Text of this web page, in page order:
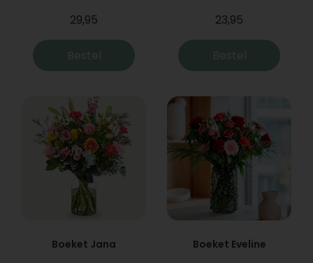
29,95
Bestel
23,95
Bestel
Boeket Jana Boeket Eveline